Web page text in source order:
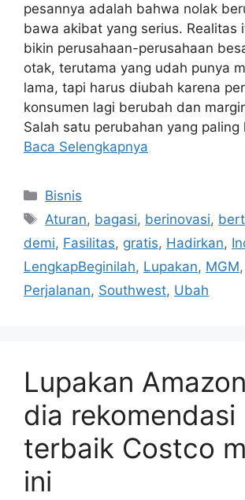
pesannya adalah bahwa nolak
bawa akibat yang serius. Realitas
bikin perusahaan-perusahaan
otak, terutama yang udah punya
lama, tapi harus diubah karena
konsumen lagi berubah dan
Salah satu perubahan yang
Baca Selengkapnya
Kategori
Bisnis
Tag
Aturan, bagasi, berinovasi,
demi, Fasilitas, gratis, Hadirkan,
LengkapBeginilah, Lupakan, MGM,
Perjalanan, Southwest, Ubah
Lupakan
dia rekomendasi
terbaik Costco
ini